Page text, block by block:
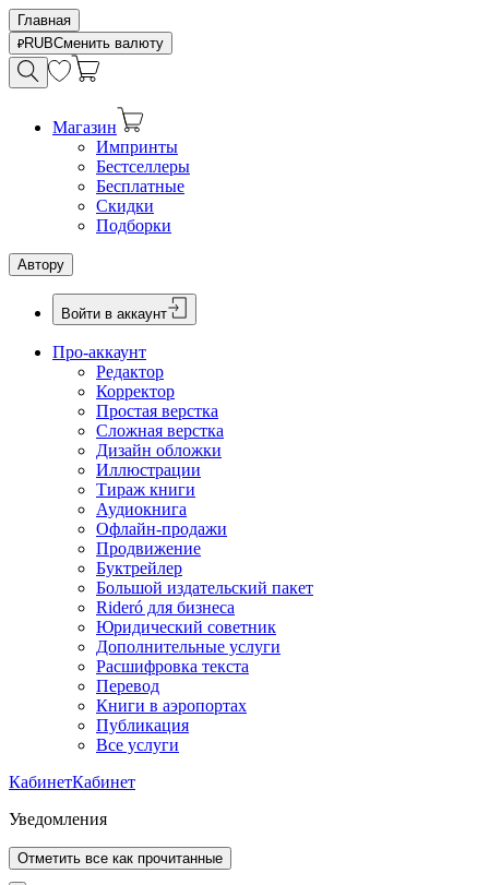
Главная
RUBСменить валюту
Магазин
Импринты
Бестселлеры
Бесплатные
Скидки
Подборки
Автору
Войти в аккаунт
Про-аккаунт
Редактор
Корректор
Простая верстка
Сложная верстка
Дизайн обложки
Иллюстрации
Тираж книги
Аудиокнига
Офлайн-продажи
Продвижение
Буктрейлер
Большой издательский пакет
Rideró для бизнеса
Юридический советник
Дополнительные услуги
Расшифровка текста
Перевод
Книги в аэропортах
Публикация
Все услуги
КабинетКабинет
Уведомления
Отметить все как прочитанные